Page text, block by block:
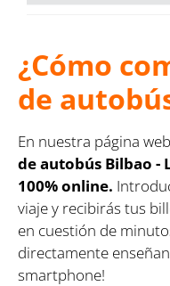
¿Cómo
de
En nuestra página
de autobús Bilbao -
100% online.
viaje y recibirás tus
en cuestión de
directamente
smartphone!